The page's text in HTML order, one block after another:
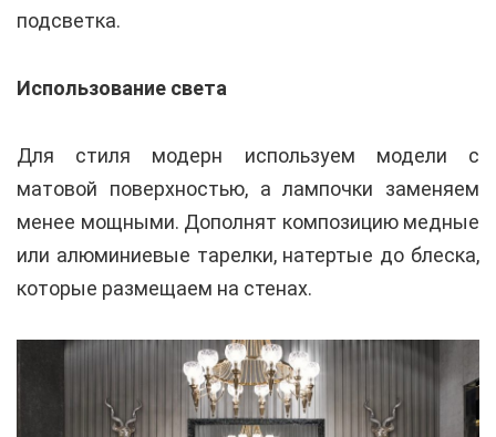
подсветка.
Использование света
Для стиля модерн используем модели с
матовой поверхностью, а лампочки заменяем
менее мощными. Дополнят композицию медные
или алюминиевые тарелки, натертые до блеска,
которые размещаем на стенах.